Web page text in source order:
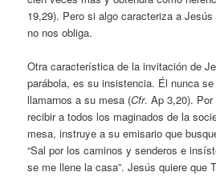
19,29). Pero si algo caracteriza a
no nos obliga.
Otra característica de la invitación de
parábola, es su insistencia. Él nunca
llamarnos a su mesa (Cfr. Ap 3,20).
recibir a todos los maginados de la
mesa, instruye a su emisario que
“Sal por los caminos y senderos e
se me llene la casa”. Jesús quiere que